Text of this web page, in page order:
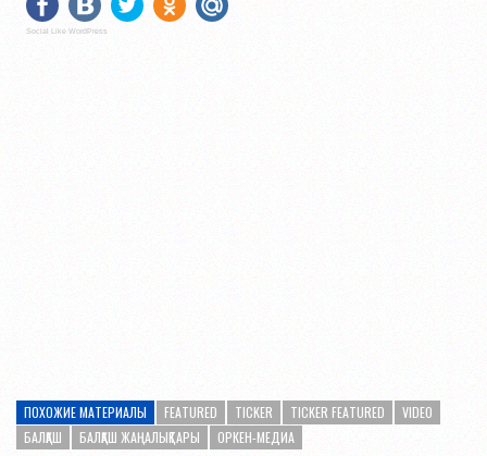
Social Like WordPress
ПОХОЖИЕ МАТЕРИАЛЫ FEATURED TICKER TICKER FEATURED
VIDEO
БАЛҚАШ
БАЛҚАШ ЖАҢАЛЫҚТАРЫ ОРКЕН-МЕДИА